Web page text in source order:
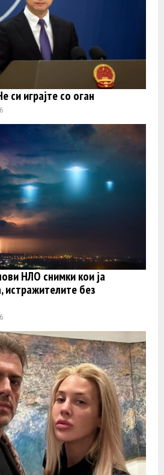
си играјте со оган
НЛО снимки кои ја
истражителите без